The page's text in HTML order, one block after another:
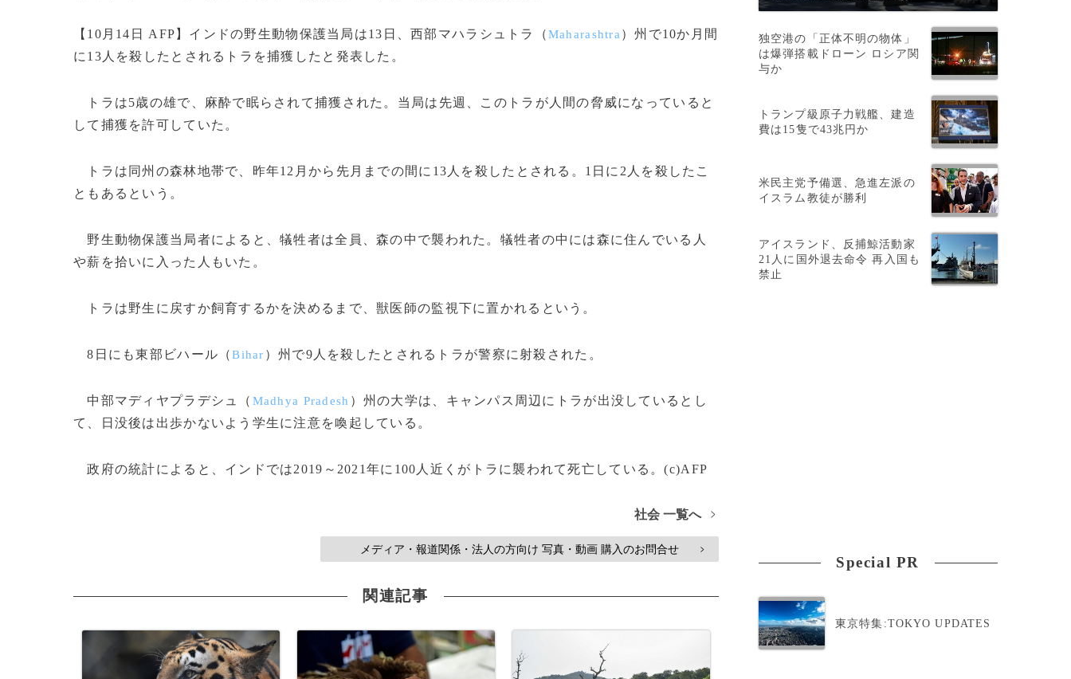
【10月14日 AFP】インドの野生動物保護当局は13日、西部マハラシュトラ（Maharashtra ）州で10か月間
に13人を殺したとされるトラを捕獲したと発表した。
トラは5歳の雄で、麻酔で眠らされて捕獲された。当局は先週、このトラが人間の脅威になっていると
して捕獲を許可していた。
トラは同州の森林地帯で、昨年12月から先月までの間に13人を殺したとされる。1日に2人を殺したこ
ともあるという。
野生動物保護当局者によると、犠牲者は全員、森の中で襲われた。犠牲者の中には森に住んでいる人
や薪を拾いに入った人もいた。
トラは野生に戻すか飼育するかを決めるまで、獣医師の監視下に置かれるという。
8日にも東部ビハール（Bihar ）州で9人を殺したとされるトラが警察に射殺された。
中部マディヤプラデシュ（ Madhya Pradesh ）州の大学は、キャンパス周辺にトラが出没しているとし
て、日没後は出歩かないよう学生に注意を喚起している。
政府の統計によると、インドでは2019～2021年に100人近くがトラに襲われて死亡している。(c)AFP
社会 一覧へ >
メディア・報道関係・法人の方向け 写真・動画 購入のお問合せ >
関連記事
独空港の「正体不明の物体」
は爆弾搭載ドローン ロシア関
与か
トランプ級原子力戦艦、建造
費は15隻で43兆円か
米民主党予備選、急進左派の
イスラム教徒が勝利
アイスランド、反捕鯨活動家
21人に国外退去命令 再入国も
禁止
Special PR
東京特集:TOKYO UPDATES